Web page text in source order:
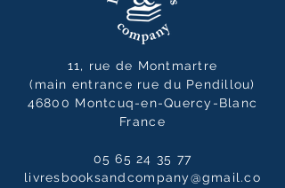
11, rue de Montmartre
(main entrance rue du Pendillou)
46800 Montcuq-en-Quercy-Blanc
France
05 65 24 35 77
livresbooksandcompany@gmail.co